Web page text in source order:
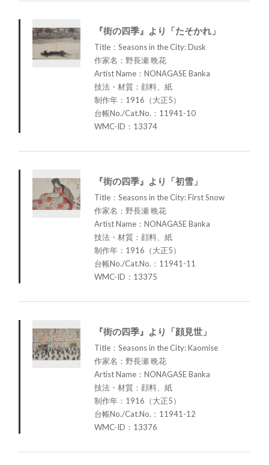
『街の四季』より「たそかれ」
Title：Seasons in the City: Dusk
作家名：野長瀬 晩花
Artist Name：NONAGASE Banka
技法・材質：顔料、紙
制作年：1916（大正5）
台帳No./Cat.No.：11941-10
WMC-ID：13374
『街の四季』より「初雪」
Title：Seasons in the City: First Snow
作家名：野長瀬 晩花
Artist Name：NONAGASE Banka
技法・材質：顔料、紙
制作年：1916（大正5）
台帳No./Cat.No.：11941-11
WMC-ID：13375
『街の四季』より「顔見世」
Title：Seasons in the City: Kaomise
作家名：野長瀬 晩花
Artist Name：NONAGASE Banka
技法・材質：顔料、紙
制作年：1916（大正5）
台帳No./Cat.No.：11941-12
WMC-ID：13376